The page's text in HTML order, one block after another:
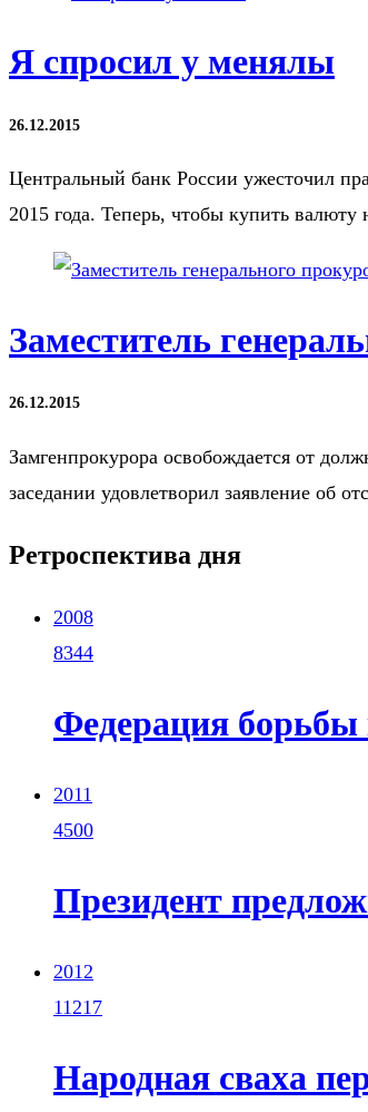
Я спросил у менялы
26.12.2015
Центральный банк России ужесточил
2015 года. Теперь, чтобы купить
Заместитель
26.12.2015
Замгенпрокурора освобождается от
заседании удовлетворил заявление об
Ретроспектива дня
2008
8344
Федерация
2011
4500
Президент
2012
11217
Народная сваха